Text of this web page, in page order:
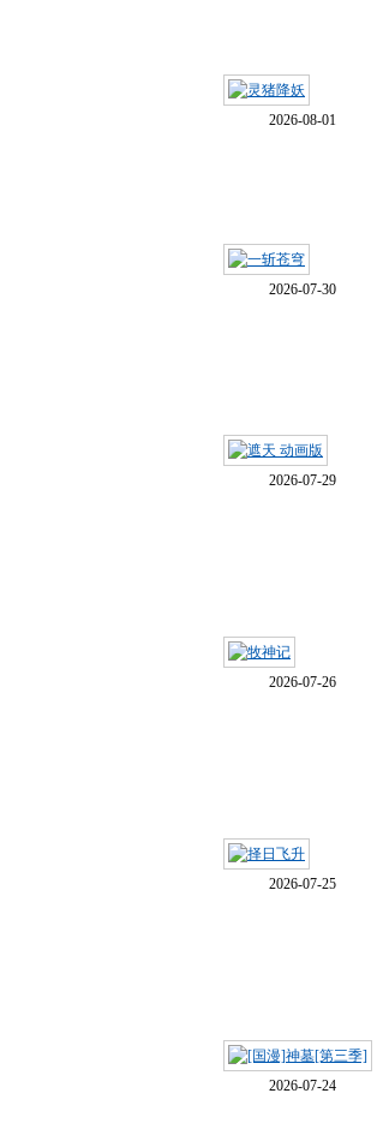
2026-08-01
2026-07-30
2026-07-29
2026-07-26
2026-07-25
2026-07-24